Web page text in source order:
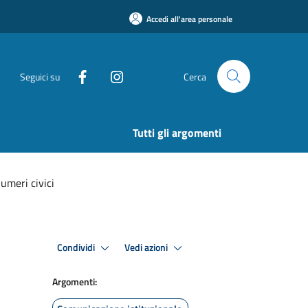
Accedi all'area personale
Seguici su Cerca
Tutti gli argomenti
civici
Condividi Vedi azioni
Argomenti: